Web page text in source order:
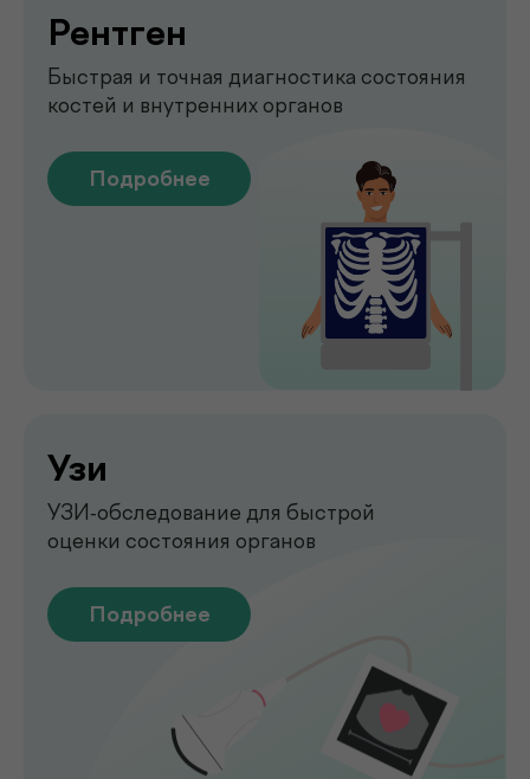
Emsella
Укрепление мышц тазового
дна без боли и операций
Быстрое и точное обследование
печени без биопсии
Функциональная
Подробнее